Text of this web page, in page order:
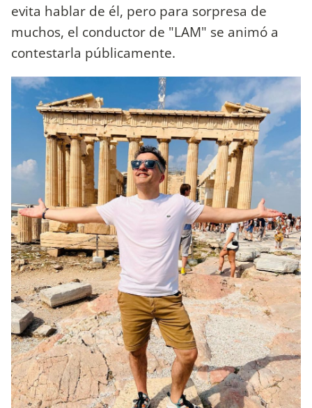
evita hablar de él, pero para sorpresa de
muchos, el conductor de "LAM" se animó a
contestarla públicamente.